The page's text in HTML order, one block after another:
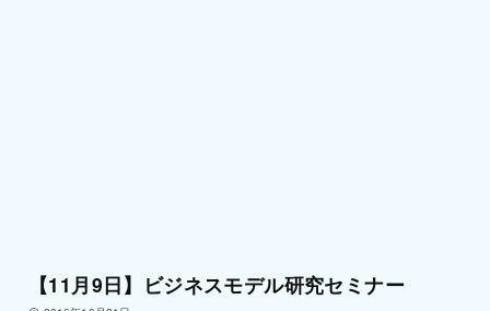
【11月9日】ビジネスモデル研究セミナー